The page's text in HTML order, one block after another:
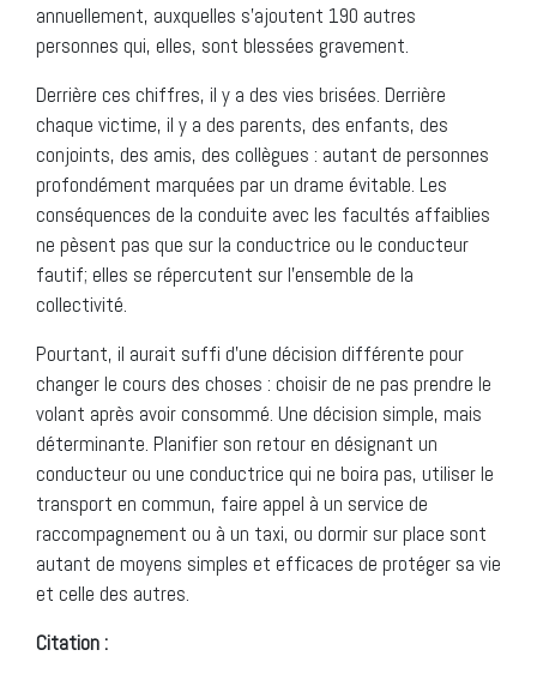
annuellement, auxquelles s’ajoutent 190 autres
personnes qui, elles, sont blessées gravement.
Derrière ces chiffres, il y a des vies brisées. Derrière
chaque victime, il y a des parents, des enfants, des
conjoints, des amis, des collègues : autant de personnes
profondément marquées par un drame évitable. Les
conséquences de la conduite avec les facultés affaiblies
ne pèsent pas que sur la conductrice ou le conducteur
fautif; elles se répercutent sur l’ensemble de la
collectivité.
Pourtant, il aurait suffi d’une décision différente pour
changer le cours des choses : choisir de ne pas prendre le
volant après avoir consommé. Une décision simple, mais
déterminante. Planifier son retour en désignant un
conducteur ou une conductrice qui ne boira pas, utiliser le
transport en commun, faire appel à un service de
raccompagnement ou à un taxi, ou dormir sur place sont
autant de moyens simples et efficaces de protéger sa vie
et celle des autres.
Citation :